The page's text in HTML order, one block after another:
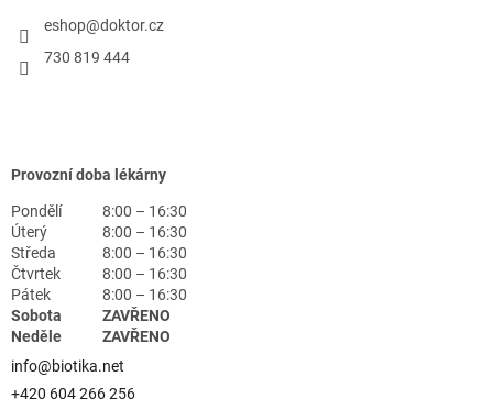
eshop@doktor.cz
730 819 444
Provozní doba lékárny
Pondělí
8:00 – 16:30
Úterý
8:00 – 16:30
Středa
8:00 – 16:30
Čtvrtek
8:00 – 16:30
Pátek
8:00 – 16:30
Sobota
ZAVŘENO
Neděle
ZAVŘENO
info@biotika.net
+420 604 266 256